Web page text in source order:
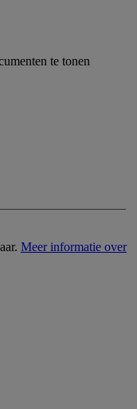
te tonen
Meer informatie over